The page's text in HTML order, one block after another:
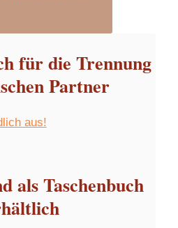
für die Trennung
Partner
als Taschenbuch